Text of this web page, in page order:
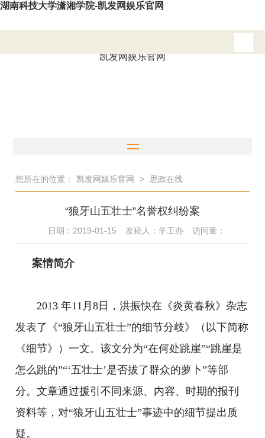
湖南科技大学潇湘学院-凯发网娱乐官网
凯发网娱乐官网
您所在的位置： 凯发网娱乐官网 > 思政在线
“狼牙山五壮士”名誉权纠纷案
日期：2019-01-15 发稿人：学工办 访问量：
案情简介
2013 年11月8日，洪振快在《炎黄春秋》杂志
发表了《“狼牙山五壮士”的细节分歧》（以下简称
《细节》）一文。该文分为“在何处跳崖”“跳崖是
怎么跳的”“‘五壮士’是否拔了群众的萝卜”等部
分。文章通过援引不同来源、内容、时期的报刊
资料等，对“狼牙山五壮士”事迹中的细节提出质
疑。